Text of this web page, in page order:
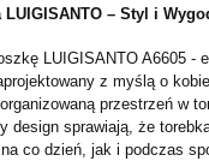
– Styl i
LUIGISANTO A6605 -
z myślą o
przestrzeń w
design sprawiają, że
co dzień, jak i podczas